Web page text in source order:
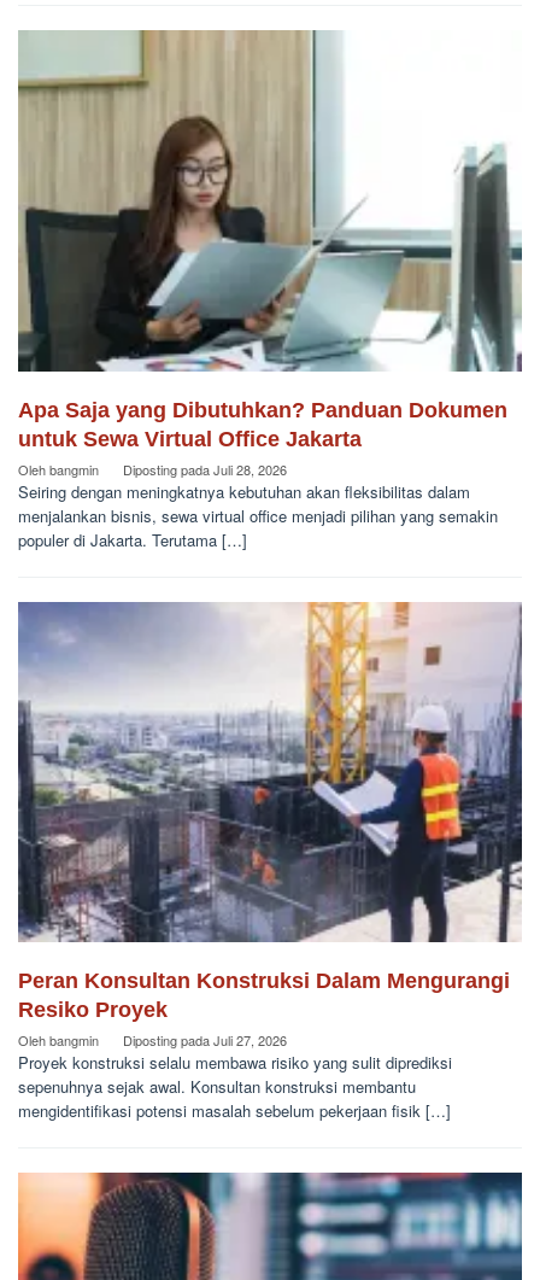
Apa Saja yang Dibutuhkan? Panduan Dokumen
untuk Sewa Virtual Office Jakarta
Olehbangmin Diposting padaJuli 28, 2026
Seiring dengan meningkatnya kebutuhan akan fleksibilitas dalam
menjalankan bisnis, sewa virtual office menjadi pilihan yang semakin
populer di Jakarta. Terutama […]
Peran Konsultan Konstruksi Dalam Mengurangi
Resiko Proyek
Olehbangmin Diposting padaJuli 27, 2026
Proyek konstruksi selalu membawa risiko yang sulit diprediksi
sepenuhnya sejak awal. Konsultan konstruksi membantu
mengidentifikasi potensi masalah sebelum pekerjaan fisik […]